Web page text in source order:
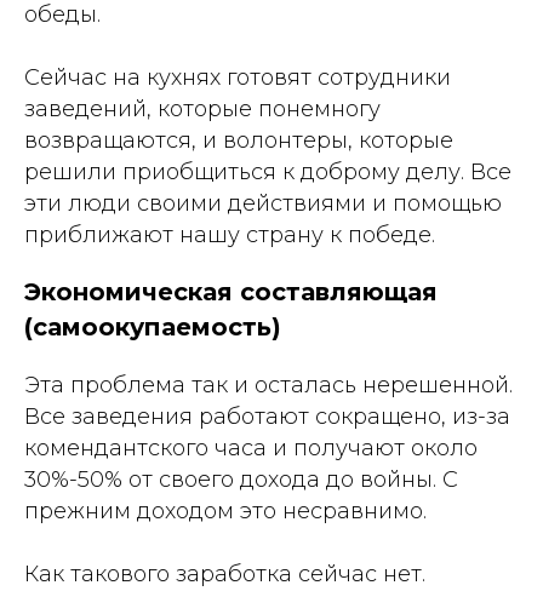
обеды.
Сейчас на кухнях готовят сотрудники
заведений, которые понемногу
возвращаются, и волонтеры, которые
решили приобщиться к доброму делу. Все
эти люди своими действиями и помощью
приближают нашу страну к победе.
Экономическая составляющая
(самоокупаемость)
Эта проблема так и осталась нерешенной.
Все заведения работают сокращено, из-за
комендантского часа и получают около
30%-50% от своего дохода до войны. С
прежним доходом это несравнимо.
Как такового заработка сейчас нет.